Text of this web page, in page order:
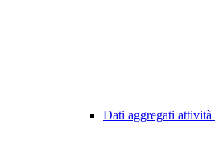
Dati aggregati attività